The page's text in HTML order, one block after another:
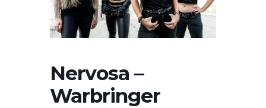
Nervosa –
Warbringer